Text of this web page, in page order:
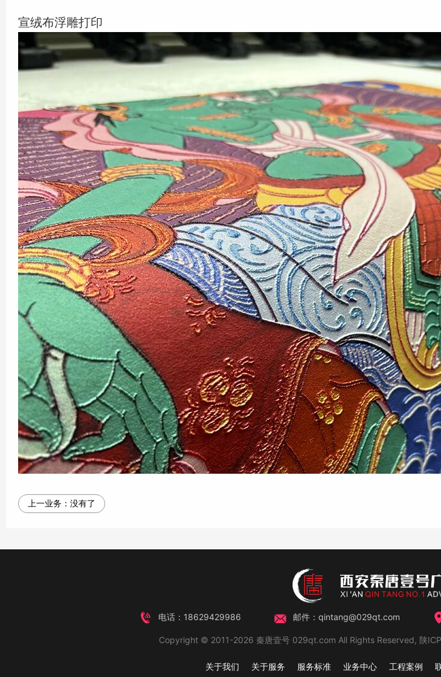
宣绒布浮雕打印
上一业务： 没有了
电话：18629429986 邮件：qintang@029qt.com
Copyright © 2011-2026 秦唐壹号 029qt.com All Rights Reserved, 陕
关于我们 关于服务 服务标准 业务中心 工程案例